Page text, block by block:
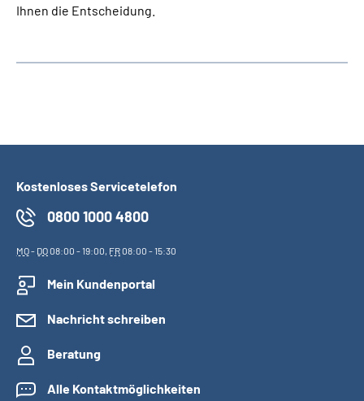
Ihnen die Entscheidung.
Kostenloses Servicetelefon
0800 1000 4800
MO- DO08:00 - 19:00, FR08:00 - 15:30
Mein Kundenportal
Nachricht schreiben
Beratung
Alle Kontaktmöglichkeiten